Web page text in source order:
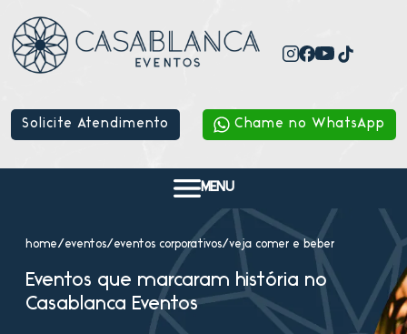
Solicite Atendimento Chame no WhatsApp
MENU
home/eventos/eventos corporativos/veja comer e beber
Eventos que marcaram história no
Casablanca Eventos